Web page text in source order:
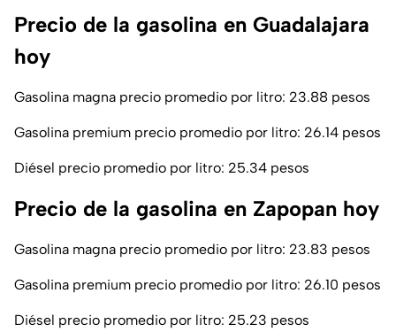
Precio de la gasolina en Guadalajara
hoy
Gasolina magna precio promedio por litro: 23.88 pesos
Gasolina premium precio promedio por litro: 26.14 pesos
Diésel precio promedio por litro: 25.34 pesos
Precio de la gasolina en Zapopan hoy
Gasolina magna precio promedio por litro: 23.83 pesos
Gasolina premium precio promedio por litro: 26.10 pesos
Diésel precio promedio por litro: 25.23 pesos